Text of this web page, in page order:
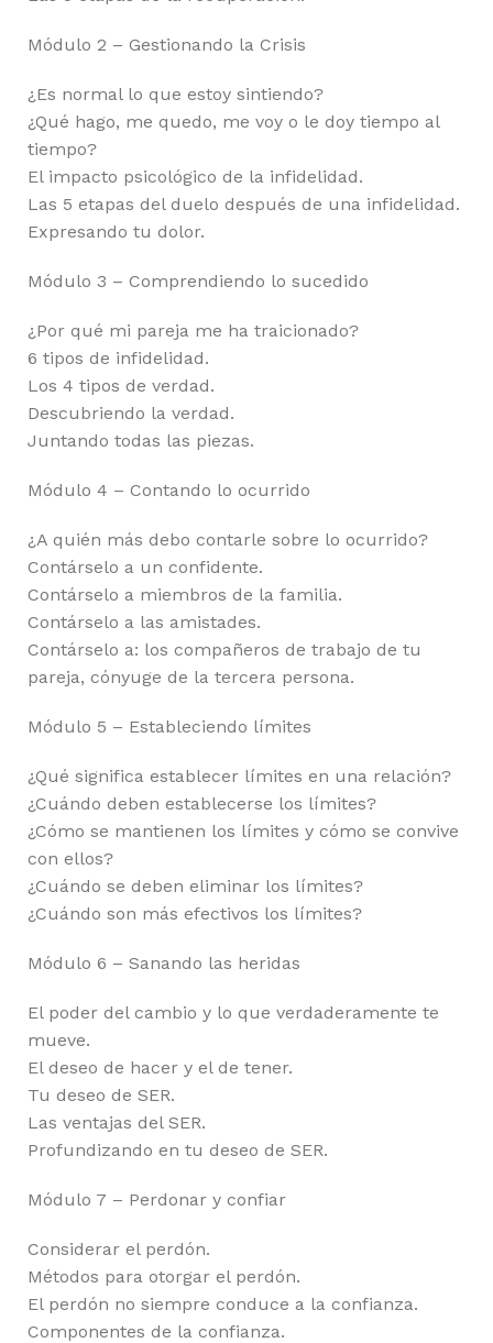
Módulo 2 – Gestionando la Crisis
¿Es normal lo que estoy sintiendo?
¿Qué hago, me quedo, me voy o le doy tiempo al
tiempo?
El impacto psicológico de la infidelidad.
Las 5 etapas del duelo después de una infidelidad.
Expresando tu dolor.
Módulo 3 – Comprendiendo lo sucedido
¿Por qué mi pareja me ha traicionado?
6 tipos de infidelidad.
Los 4 tipos de verdad.
Descubriendo la verdad.
Juntando todas las piezas.
Módulo 4 – Contando lo ocurrido
¿A quién más debo contarle sobre lo ocurrido?
Contárselo a un confidente.
Contárselo a miembros de la familia.
Contárselo a las amistades.
Contárselo a: los compañeros de trabajo de tu
pareja, cónyuge de la tercera persona.
Módulo 5 – Estableciendo límites
¿Qué significa establecer límites en una relación?
¿Cuándo deben establecerse los límites?
¿Cómo se mantienen los límites y cómo se convive
con ellos?
¿Cuándo se deben eliminar los límites?
¿Cuándo son más efectivos los límites?
Módulo 6 – Sanando las heridas
El poder del cambio y lo que verdaderamente te
mueve.
El deseo de hacer y el de tener.
Tu deseo de SER.
Las ventajas del SER.
Profundizando en tu deseo de SER.
Módulo 7 – Perdonar y confiar
Considerar el perdón.
Métodos para otorgar el perdón.
El perdón no siempre conduce a la confianza.
Componentes de la confianza.